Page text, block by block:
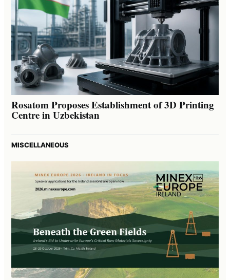
Rosatom Proposes Establishment of 3D Printing
Centre in Uzbekistan
MISCELLANEOUS